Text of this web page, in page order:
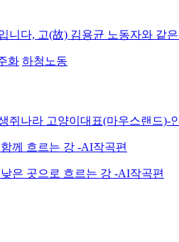
니다, 고(故) 김용균 노동자와
화 하청노동
쥐나라 고양이대표(마우스랜드)-
께 흐르는 강 -AI작곡편
은 곳으로 흐르는 강 -AI작곡편